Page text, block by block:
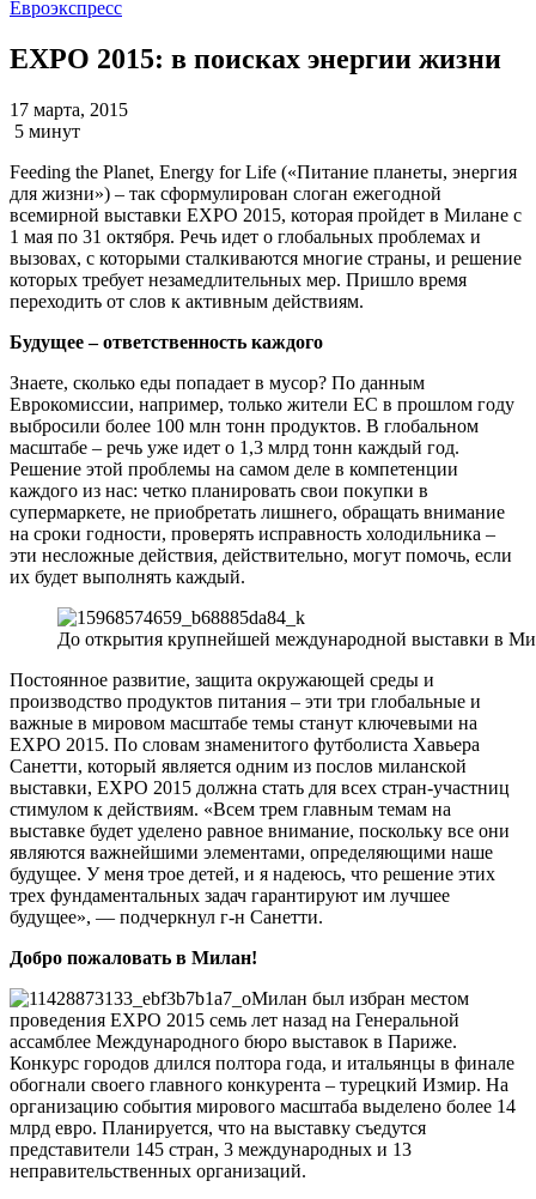
Евроэкспресс
EXPO 2015: в поисках энергии жизни
17 марта, 2015
5 минут
Feeding the Planet, Energy for Life («Питание планеты, энергия
для жизни») – так сформулирован слоган ежегодной
всемирной выставки EXPO 2015, которая пройдет в Милане с
1 мая по 31 октября. Речь идет о глобальных проблемах и
вызовах, с которыми сталкиваются многие страны, и решение
которых требует незамедлительных мер. Пришло время
переходить от слов к активным действиям.
Будущее – ответственность каждого
Знаете, сколько еды попадает в мусор? По данным
Еврокомиссии, например, только жители ЕC в прошлом году
выбросили более 100 млн тонн продуктов. В глобальном
масштабе – речь уже идет о 1,3 млрд тонн каждый год.
Решение этой проблемы на самом деле в компетенции
каждого из нас: четко планировать свои покупки в
супермаркете, не приобретать лишнего, обращать внимание
на сроки годности, проверять исправность холодильника –
эти несложные действия, действительно, могут помочь, если
их будет выполнять каждый.
До открытия крупнейшей международной выставки в
Постоянное развитие, защита окружающей среды и
производство продуктов питания – эти три глобальные и
важные в мировом масштабе темы станут ключевыми на
EXPO 2015. По словам знаменитого футболиста Хавьера
Санетти, который является одним из послов миланской
выставки, EXPO 2015 должна стать для всех стран-участниц
стимулом к действиям. «Всем трем главным темам на
выставке будет уделено равное внимание, поскольку все они
являются важнейшими элементами, определяющими наше
будущее. У меня трое детей, и я надеюсь, что решение этих
трех фундаментальных задач гарантируют им лучшее
будущее», — подчеркнул г-н Санетти.
Добро пожаловать в Милан!
Милан был избран местом
проведения EXPO 2015 семь лет назад на Генеральной
ассамблее Международного бюро выставок в Париже.
Конкурс городов длился полтора года, и итальянцы в финале
обогнали своего главного конкурента – турецкий Измир. На
организацию события мирового масштаба выделено более 14
млрд евро. Планируется, что на выставку съедутся
представители 145 стран, 3 международных и 13
неправительственных организаций.